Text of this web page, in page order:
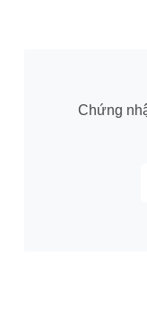
Chứng